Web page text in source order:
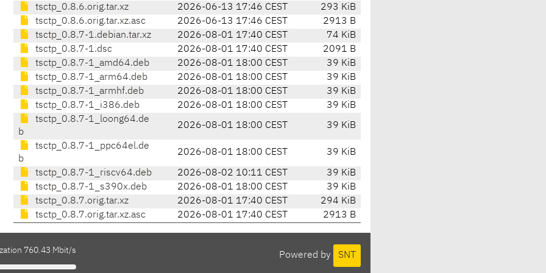
tsctp_0.8.6.orig.tar.xz
2026-06-13 17:46 CEST
293 KiB
tsctp_0.8.6.orig.tar.xz.asc
2026-06-13 17:46 CEST
2913 B
tsctp_0.8.7-1.debian.tar.xz
2026-08-01 17:40 CEST
74 KiB
tsctp_0.8.7-1.dsc
2026-08-01 17:40 CEST
2091 B
tsctp_0.8.7-1_amd64.deb
2026-08-01 18:00 CEST
39 KiB
tsctp_0.8.7-1_arm64.deb
2026-08-01 18:00 CEST
39 KiB
tsctp_0.8.7-1_armhf.deb
2026-08-01 18:00 CEST
39 KiB
tsctp_0.8.7-1_i386.deb
2026-08-01 18:00 CEST
39 KiB
tsctp_0.8.7-1_loong64.de
b
2026-08-01 18:00 CEST 39 KiB
tsctp_0.8.7-1_ppc64el.de
b
2026-08-01 18:00 CEST 39 KiB
tsctp_0.8.7-1_riscv64.deb 2026-08-02 10:11 CEST
39 KiB
tsctp_0.8.7-1_s390x.deb
2026-08-01 18:00 CEST
39 KiB
tsctp_0.8.7.orig.tar.xz
2026-08-01 17:40 CEST
294 KiB
tsctp_0.8.7.orig.tar.xz.asc
2026-08-01 17:40 CEST 2913 B
Powered by SNT
760.43 Mbit/s